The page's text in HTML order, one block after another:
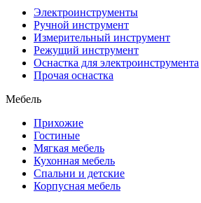
Электроинструменты
Ручной инструмент
Измерительный инструмент
Режущий инструмент
Оснастка для электроинструмента
Прочая оснастка
Мебель
Прихожие
Гостиные
Мягкая мебель
Кухонная мебель
Спальни и детские
Корпусная мебель